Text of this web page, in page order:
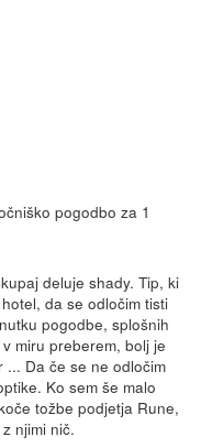
pogodbo za 1
deluje shady. Tip, ki
da se odločim tisti
pogodbe, splošnih
miru preberem, bolj je
Da če se ne odločim
Ko sem še malo
tožbe podjetja Rune,
njimi nič.